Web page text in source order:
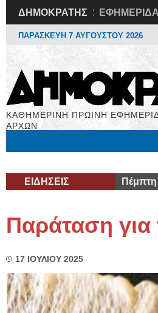
ΔΗΜΟΚΡΑΤΗΣ
ΠΑΡΑΣΚΕΥΗ 7 ΑΥΓΟΥΣΤΟΥ 2026
ΚΑΘΗΜΕΡΙΝΗ ΠΡΩΙΝΗ
ΑΡΧΩΝ
ΕΙΔΗΣΕΙΣ Πέμπτη
Παράταση για
17 ΙΟΥΛΙΟΥ 2025